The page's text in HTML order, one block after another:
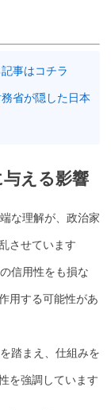
事はコチラ
省が隠した日本
える影響
な理解が、政治家
させています
信用性をも損な
用する可能性があ
踏まえ、仕組みを
を強調しています